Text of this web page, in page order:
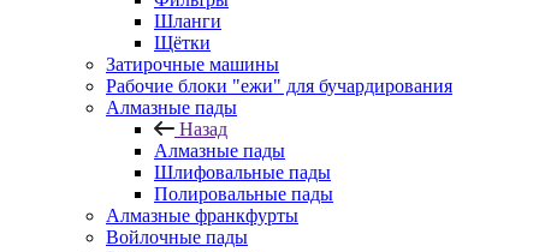
Шланги
Щётки
Затирочные машины
Рабочие блоки "ежи" для бучардирования
Алмазные пады
Назад
Алмазные пады
Шлифовальные пады
Полировальные пады
Алмазные франкфурты
Войлочные пады